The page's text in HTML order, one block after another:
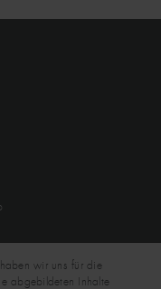
wir uns für die
abgebildeten Inhalte